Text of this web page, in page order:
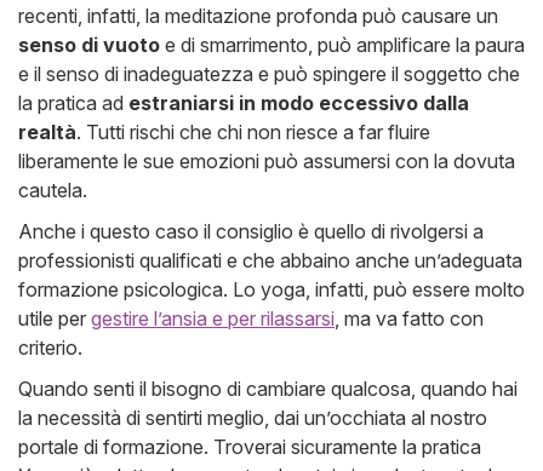
recenti, infatti, la meditazione profonda può causare un
senso di vuoto e di smarrimento, può amplificare la paura
e il senso di inadeguatezza e può spingere il soggetto che
la pratica ad estraniarsi in modo eccessivo dalla
realtà. Tutti rischi che chi non riesce a far fluire
liberamente le sue emozioni può assumersi con la dovuta
cautela.
Anche i questo caso il consiglio è quello di rivolgersi a
professionisti qualificati e che abbaino anche un’adeguata
formazione psicologica. Lo yoga, infatti, può essere molto
utile per gestire l’ansia e per rilassarsi , ma va fatto con
criterio.
Quando senti il bisogno di cambiare qualcosa, quando hai
la necessità di sentirti meglio, dai un’occhiata al nostro
portale di formazione. Troverai sicuramente la pratica